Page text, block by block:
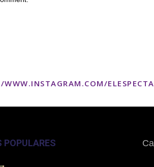
WWW.INSTAGRAM.COM/